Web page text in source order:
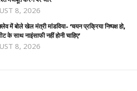
8, 2026
में बोले खेल मंत्री मांडविया- ‘चयन प्रक्रिया निष्पक्ष हो,
के साथ नाइंसाफी नहीं होनी चाहिए’
8, 2026